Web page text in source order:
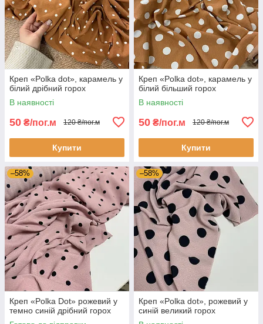
Креп «Polka dot», карамель у
білий дрібний горох
В наявності
50 ₴/пог.м 120 ₴/пог.м
Купити
Креп «Polka dot», карамель у
білий більший горох
В наявності
50 ₴/пог.м 120 ₴/пог.м
Купити
–58%
Креп «Polka Dot» рожевий у
темно синій дрібний горох
–58%
Креп «Polka dot», рожевий у
синій великий горох